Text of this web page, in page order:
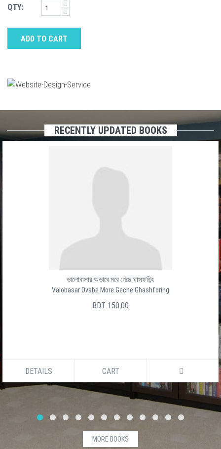
QTY:
ADD TO CART
RECENTLY UPDATED BOOKS
ভালোবাসার অভাবে মরে গেছে ঘাসফড়িং
Valobasar Ovabe More Geche Ghashforing
BDT 150.00
DETAILS CART
MORE BOOKS